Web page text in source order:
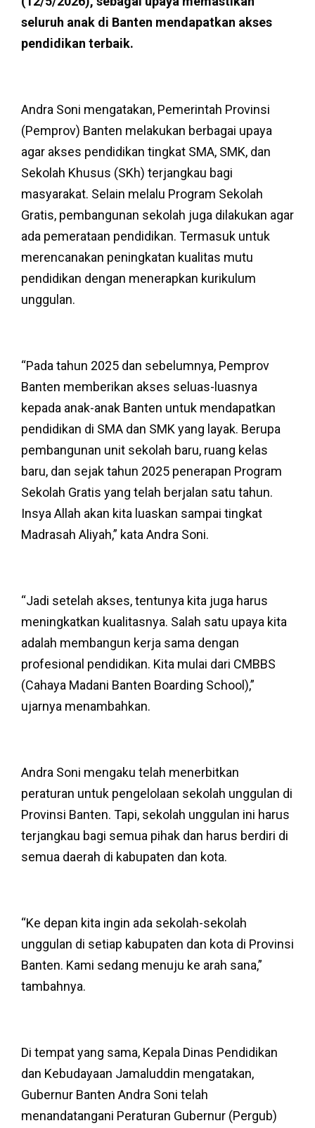
seluruh anak di Banten mendapatkan akses
pendidikan terbaik.
Andra Soni mengatakan, Pemerintah Provinsi
(Pemprov) Banten melakukan berbagai upaya
agar akses pendidikan tingkat SMA, SMK, dan
Sekolah Khusus (SKh) terjangkau bagi
masyarakat. Selain melalu Program Sekolah
Gratis, pembangunan sekolah juga dilakukan agar
ada pemerataan pendidikan. Termasuk untuk
merencanakan peningkatan kualitas mutu
pendidikan dengan menerapkan kurikulum
unggulan.
“Pada tahun 2025 dan sebelumnya, Pemprov
Banten memberikan akses seluas-luasnya
kepada anak-anak Banten untuk mendapatkan
pendidikan di SMA dan SMK yang layak. Berupa
pembangunan unit sekolah baru, ruang kelas
baru, dan sejak tahun 2025 penerapan Program
Sekolah Gratis yang telah berjalan satu tahun.
Insya Allah akan kita luaskan sampai tingkat
Madrasah Aliyah,” kata Andra Soni.
“Jadi setelah akses, tentunya kita juga harus
meningkatkan kualitasnya. Salah satu upaya kita
adalah membangun kerja sama dengan
profesional pendidikan. Kita mulai dari CMBBS
(Cahaya Madani Banten Boarding School),”
ujarnya menambahkan.
Andra Soni mengaku telah menerbitkan
peraturan untuk pengelolaan sekolah unggulan di
Provinsi Banten. Tapi, sekolah unggulan ini harus
terjangkau bagi semua pihak dan harus berdiri di
semua daerah di kabupaten dan kota.
“Ke depan kita ingin ada sekolah-sekolah
unggulan di setiap kabupaten dan kota di Provinsi
Banten. Kami sedang menuju ke arah sana,”
tambahnya.
Di tempat yang sama, Kepala Dinas Pendidikan
dan Kebudayaan Jamaluddin mengatakan,
Gubernur Banten Andra Soni telah
menandatangani Peraturan Gubernur (Pergub)